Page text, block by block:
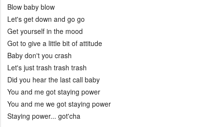
Blow baby blow
Let's get down and go go
Get yourself in the mood
Got to give a little bit of attitude
Baby don't you crash
Let's just trash trash trash
Did you hear the last call baby
You and me got staying power
You and me we got staying power
Staying power... got'cha